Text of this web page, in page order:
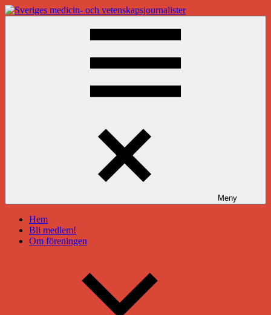
Hoppa
till
Meny
Hem
Bli medlem!
Om föreningen